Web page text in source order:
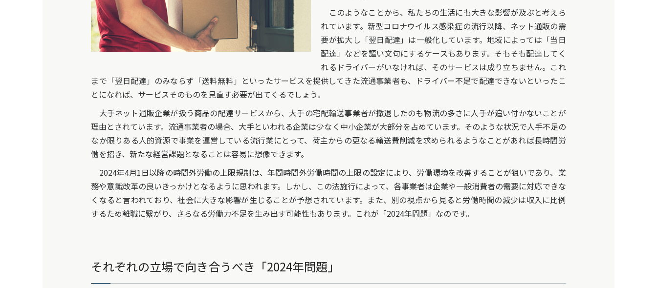
このようなことから、私たちの生活にも大きな影響が及ぶと考えら
れています。新型コロナウイルス感染症の流行以降、ネット通販の需
要が拡大し「翌日配達」は一般化しています。地域によっては「当日
配達」などを謳い文句にするケースもあります。そもそも配達してく
れるドライバーがいなければ、そのサービスは成り立ちません。これ
まで「翌日配達」のみならず「送料無料」といったサービスを提供してきた流通事業者も、ドライバー不足で配達できないといったこ
とになれば、サービスそのものを見直す必要が出てくるでしょう。
大手ネット通販企業が扱う商品の配達サービスから、大手の宅配輸送事業者が撤退したのも物流の多さに人手が追い付かないことが
理由とされています。流通事業者の場合、大手といわれる企業は少なく中小企業が大部分を占めています。そのような状況で人手不足の
なか限りある人的資源で事業を運営している流行業にとって、荷主からの更なる輸送費削減を求められるようなことがあれば長時間労
働を招き、新たな経営課題となることは容易に想像できます。
2024年4月1日以降の時間外労働の上限規制は、年間時間外労働時間の上限の設定により、労働環境を改善することが狙いであり、業
務や意識改革の良いきっかけとなるように思われます。しかし、この法施行によって、各事業者は企業や一般消費者の需要に対応できな
くなると言われており、社会に大きな影響が生じることが予想されています。また、別の視点から見ると労働時間の減少は収入に比例
するため離職に繋がり、さらなる労働力不足を生み出す可能性もあります。これが「2024年問題」なのです。
それぞれの立場で向き合うべき「2024年問題」